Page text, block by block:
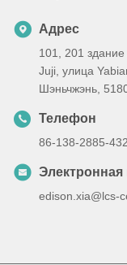
Адрес
101, 201
Juji, улица
Шэньчжэнь,
Телефон
86-138-2885-
Электронная
edison.xia@lcs-